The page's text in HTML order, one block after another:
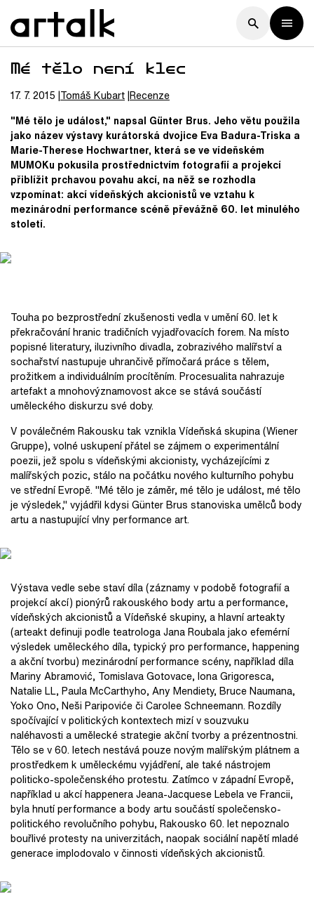
Mé tělo není klec
17. 7. 2015 Tomáš Kubart Recenze
"Mé tělo je událost," napsal Günter Brus. Jeho větu použila
jako název výstavy kurátorská dvojice Eva Badura-Triska a
Marie-Therese Hochwartner, která se ve vídeňském
MUMOKu pokusila prostřednictvím fotografií a projekcí
přiblížit prchavou povahu akcí, na něž se rozhodla
vzpomínat: akcí vídeňských akcionistů ve vztahu k
mezinárodní performance scéně převážně 60. let minulého
století.
Touha po bezprostřední zkušenosti vedla v umění 60. let k
překračování hranic tradičních vyjadřovacích forem. Na místo
popisné literatury, iluzivního divadla, zobrazivého malířství a
sochařství nastupuje uhrančivě přímočará práce s tělem,
prožitkem a individuálním procítěním. Procesualita nahrazuje
artefakt a mnohovýznamovost akce se stává součástí
uměleckého diskurzu své doby.
V poválečném Rakousku tak vznikla Vídeňská skupina (Wiener
Gruppe), volné uskupení přátel se zájmem o experimentální
poezii, jež spolu s vídeňskými akcionisty, vycházejícími z
malířských pozic, stálo na počátku nového kulturního pohybu
ve střední Evropě. "Mé tělo je záměr, mé tělo je událost, mé tělo
je výsledek," vyjádřil kdysi Günter Brus stanoviska umělců body
artu a nastupující vlny performance art.
Výstava vedle sebe staví díla (záznamy v podobě fotografií a
projekcí akcí) pionýrů rakouského body artu a performance,
vídeňských akcionistů a Vídeňské skupiny, a hlavní arteakty
(arteakt definuji podle teatrologa Jana Roubala jako efemérní
výsledek uměleckého díla, typický pro performance, happening
a akční tvorbu) mezinárodní performance scény, například díla
Mariny Abramović, Tomislava Gotovace, Iona Grigoresca,
Natalie LL, Paula McCarthyho, Any Mendiety, Bruce Naumana,
Yoko Ono, Neši Paripoviće či Carolee Schneemann. Rozdíly
spočívající v politických kontextech mizí v souzvuku
naléhavosti a umělecké strategie akční tvorby a prézentnostni.
Tělo se v 60. letech nestává pouze novým malířským plátnem a
prostředkem k uměleckému vyjádření, ale také nástrojem
politicko-společenského protestu. Zatímco v západní Evropě,
například u akcí happenera Jeana-Jacquese Lebela ve Francii,
byla hnutí performance a body artu součástí společensko-
politického revolučního pohybu, Rakousko 60. let nepoznalo
bouřlivé protesty na univerzitách, naopak sociální napětí mladé
generace implodovalo v činnosti vídeňských akcionistů.